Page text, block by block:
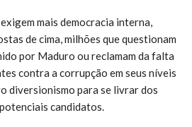
mais democracia interna,
de cima, milhões que questionam
por Maduro ou reclamam da falta
contra a corrupção em seus níveis
diversionismo para se livrar dos
candidatos.